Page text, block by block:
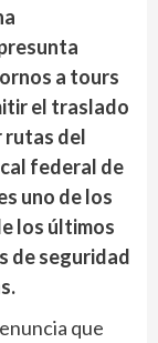
a tours
el traslado
rutas del
federal de
uno de los
los últimos
de seguridad
que